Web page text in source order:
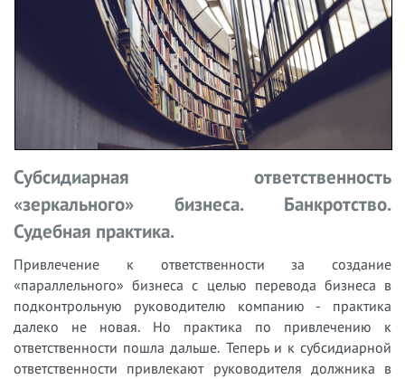
Субсидиарная ответственность
«зеркального» бизнеса. Банкротство.
Судебная практика.
Привлечение к ответственности за создание
«параллельного» бизнеса с целью перевода бизнеса в
подконтрольную руководителю компанию - практика
далеко не новая. Но практика по привлечению к
ответственности пошла дальше. Теперь и к субсидиарной
ответственности привлекают руководителя должника в